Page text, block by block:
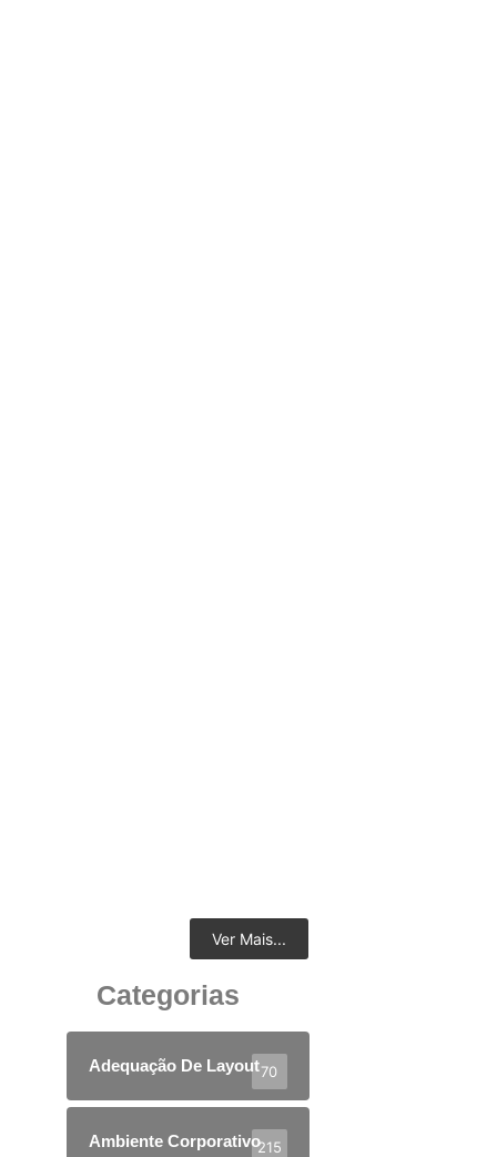
Ver Mais...
Categorias
Adequação De Layout70
Ambiente Corporativo215